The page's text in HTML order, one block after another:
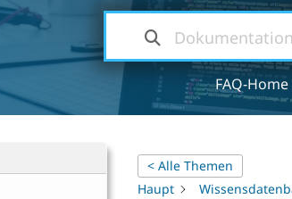
FAQ-Home
< Alle Themen
Haupt